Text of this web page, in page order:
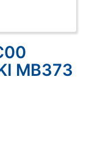
MB373